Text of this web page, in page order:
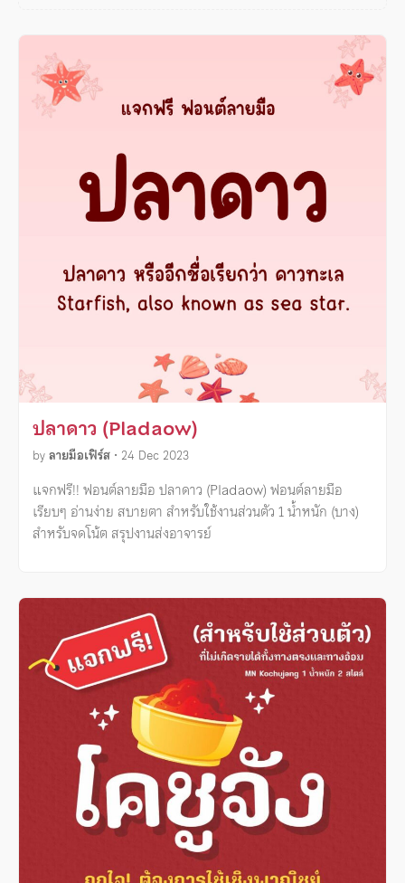
ปลาดาว (Pladaow)
byลายมือเฟิร์ส • 24 Dec 2023
แจกฟรี!! ฟอนต์ลายมือ ปลาดาว (Pladaow) ฟอนต์ลายมือ
เรียบๆ อ่านง่าย สบายตา สำหรับใช้งานส่วนตัว 1 น้ำหนัก (บาง)
สำหรับจดโน้ต สรุปงานส่งอาจารย์